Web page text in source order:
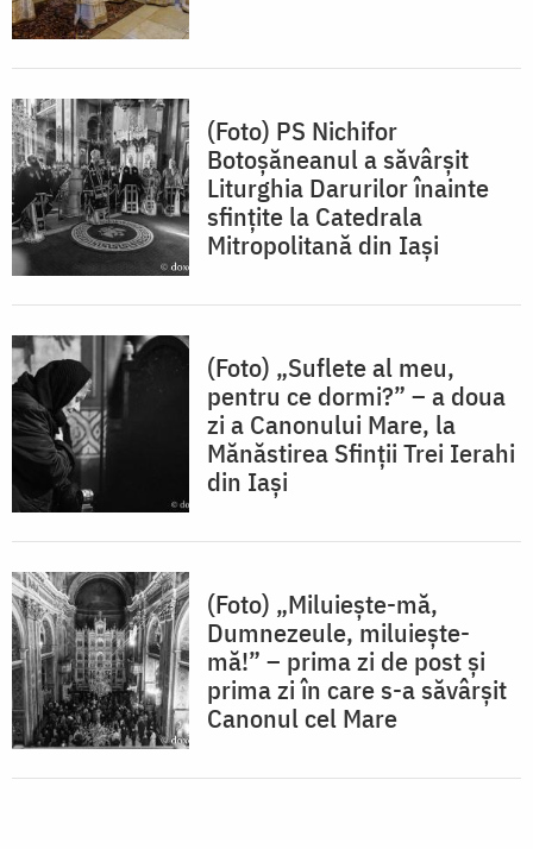
(Foto) PS Nichifor
Botoșăneanul a săvârșit
Liturghia Darurilor înainte
sfințite la Catedrala
Mitropolitană din Iași
(Foto) „Suflete al meu,
pentru ce dormi?” – a doua
zi a Canonului Mare, la
Mănăstirea Sfinții Trei Ierahi
din Iași
(Foto) „Miluiește-mă,
Dumnezeule, miluiește-
mă!” – prima zi de post și
prima zi în care s-a săvârșit
Canonul cel Mare